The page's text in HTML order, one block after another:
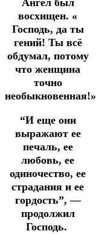
Ангел был
восхищен. «
Господь, да ты
гений! Ты всё
обдумал, потому
что женщина
точно
необыкновенная!»
“И еще они
выражают ее
печаль, ее
любовь, ее
одиночество, ее
страдания и ее
гордость”, —
продолжил
Господь.